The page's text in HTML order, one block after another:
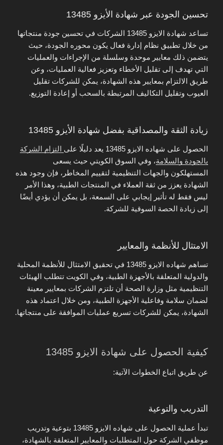
تحسين الجودة عبر شهادة الأيزو 13485
تساعد شهادة الايزو 13485 الشركات في تحسين جودة منتجاتها
من خلال تطبيق نظام إدارة فعال يكون محوره الجودة، حيث
يتضمن ذلك معايير موحدة وسلسلة من الإجراءات والعمليات
التي تهدف إلى تقليل الأخطاء وتعزيز فعالية العمليات، وعن
طريق الالتزام بمعايير هذه الشهادة، يمكن للشركات تقليل
العيوب وتقليل التكاليف المرتبطة بالسحب أو إعادة التوزيع.
زيادة الثقة والمصداقية بفضل شهادة الأيزو 13485
الحصول على شهاده الايزو 13485 يعد دليلًا على
التزام الشركة
بالجودة والسلامة، وفي السوق الكويتي حيث يسعى
المستهلكون والجهات التنظيمية لتقييم المخاطر، فإن وجود هذه
الشهادة يعزز من ثقة العملاء في المنتجات الطبية، وهذا الأمر
ليس فقط له تأثير إيجابي على السمعة، بل يمكن أن يؤدي أيضًا
إلى زيادة الحصة السوقية للشركة.
الامتثال للأنظمة والمعايير
تساهم شهاده الايزو 13485 في تحقيق الامتثال للأنظمة المحلية
والدولية المتعلقة بالأجهزة الطبية، وفي الكويت تتطلب الهيئات
التنظيمية مثل وزارة الصحة أن تلتزم الشركات بمعايير معينة
لضمان سلامة وفاعلية الأجهزة الطبية، ومن خلال اعتماد هذه
الشهادة، يمكن للشركات تسريع عمليات الموافقة على منتجاتها.
كيفية الحصول على شهادة الايزو 13485
عن طريق اتباع الخطوات الآتية:
التدريب والتوعية
تبدأ عملية الحصول على شهاده الايزو 13485 بتوعية وتدريب
موظفي الشركة حول المتطلبات والمعايير المتعلقة بالشهادة،